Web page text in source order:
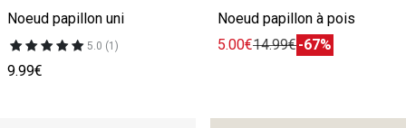
Noeud papillon uni
5.0 (1)
9.99€
Noeud papillon à pois
5.00€14.99€-67%